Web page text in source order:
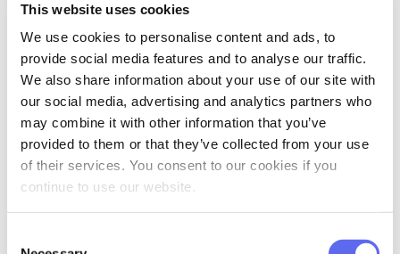
This website uses cookies
We use cookies to personalise content and ads, to
provide social media features and to analyse our traffic.
We also share information about your use of our site with
our social media, advertising and analytics partners who
may combine it with other information that you’ve
provided to them or that they’ve collected from your use
of their services. You consent to our cookies if you
continue to use our website.
bestimmteDesigner. Wie bereits erwähnt,
werden Stanzvorlagen meist erstellt,
bevor der Auftrag überhaupt auf dem
Schreibtisch des Designers landet. Doch
nicht jeder hat dieses Glück, und es ist
immer schön, ihnen zu zeigen, dass man
es besser kann. Hier sind also die